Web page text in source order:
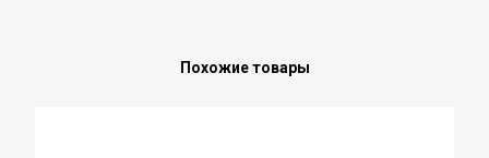
Похожие товары